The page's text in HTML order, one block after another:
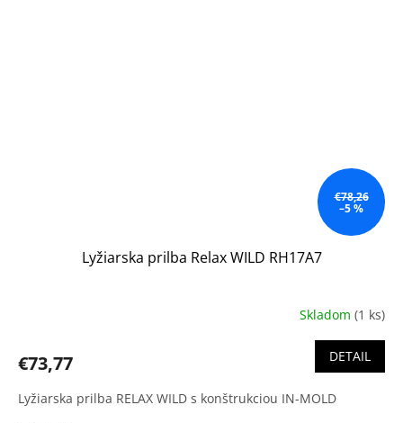
€78,26
–5 %
Lyžiarska prilba Relax WILD RH17A7
Skladom (1 ks)
€73,77 DETAIL
Lyžiarska prilba RELAX WILD s konštrukciou IN-MOLD